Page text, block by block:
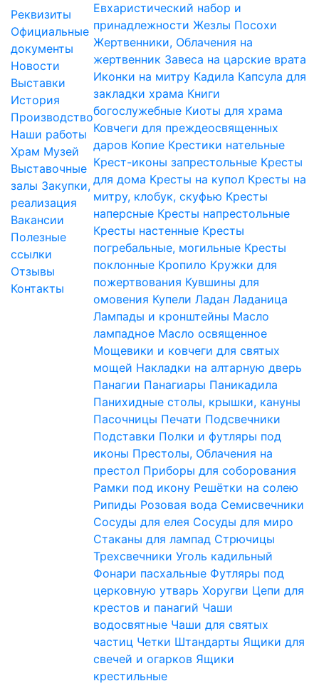
Реквизиты
Официальные
документы
Новости
Выставки
История
Производство
Наши работы
Храм Музей
Выставочные
залы Закупки,
реализация
Вакансии
Полезные
ссылки
Отзывы
Контакты
Евхаристический набор и
принадлежности Жезлы Посохи
Жертвенники, Облачения на
жертвенник Завеса на царские врата
Иконки на митру Кадила Капсула для
закладки храма Книги
богослужебные Киоты для храма
Ковчеги для преждеосвященных
даров Копие Крестики нательные
Крест-иконы запрестольные Кресты
для дома Кресты на купол Кресты на
митру, клобук, скуфью Кресты
наперсные Кресты напрестольные
Кресты настенные Кресты
погребальные, могильные Кресты
поклонные Кропило Кружки для
пожертвования Кувшины для
омовения Купели Ладан Ладаница
Лампады и кронштейны Масло
лампадное Масло освященное
Мощевики и ковчеги для святых
мощей Накладки на алтарную дверь
Панагии Панагиары Паникадила
Панихидные столы, крышки, кануны
Пасочницы Печати Подсвечники
Подставки Полки и футляры под
иконы Престолы, Облачения на
престол Приборы для соборования
Рамки под икону Решётки на солею
Рипиды Розовая вода Семисвечники
Сосуды для елея Сосуды для миро
Стаканы для лампад Стрючицы
Трехсвечники Уголь кадильный
Фонари пасхальные Футляры под
церковную утварь Хоругви Цепи для
крестов и панагий Чаши
водосвятные Чаши для святых
частиц Четки Штандарты Ящики для
свечей и огарков Ящики
крестильные